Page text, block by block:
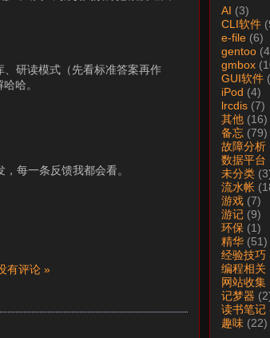
研读模式（先看标准答案再作
哈。
每一条反馈我都会看。
有评论 »
AI (3)
CLI软件
e-file (6)
gentoo
gmbox
GUI软件
iPod (4)
lrcdis (7)
其他 (16)
备忘 (79)
故障分析
数据平台
未分类
流水帐
游戏 (7)
游记 (9)
环保 (1)
精华 (51)
经验技巧
编程相关
网站收集
记梦器
读书笔记
趣味 (22)